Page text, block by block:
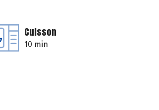
Cuisson
10 min